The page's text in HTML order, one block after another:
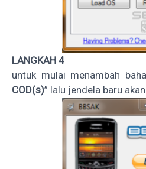
LANGKAH 4
untuk mulai menambah
COD(s)” lalu jendela baru